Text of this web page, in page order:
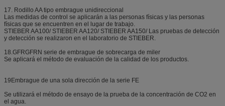
17. Rodillo AA tipo embrague unidireccional
Las medidas de control se aplicarán a las personas físicas y las personas
físicas que se encuentren en el lugar de trabajo.
STIEBER AA100/ STIEBER AA120/ STIEBER AA150/ Las pruebas de detección
y detección se realizaron en el laboratorio de STIEBER.
18.GFRGFRN serie de embrague de sobrecarga de miler
Se aplicará el método de evaluación de la calidad de los productos.
19Embrague de una sola dirección de la serie FE
Se utilizará el método de ensayo de la prueba de la concentración de CO2 en
el agua.